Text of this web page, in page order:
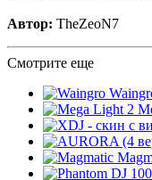
Автор: TheZeoN7
Смотрите еще